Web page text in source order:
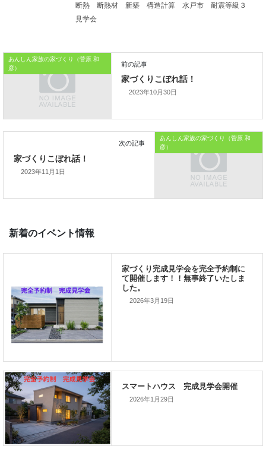
本当にデザインの良い家になります。
おうちのはなしからでした
では、では。
「家づくりを通じて、
ご家族が幸せになるお手伝いをする」
私の使命です。
断熱 断熱材 新築 構造計算 水戸市
耐震等級３
見学会
あんしん家族の家づくり（菅原 和
彦）
前の記事
家づくりこぼれ話！
2023年10月30日
あんしん家族の家づくり（菅原 和
彦）
家づくりこぼれ話！
2023年11月1日
2026年3月19日
2026年1月29日